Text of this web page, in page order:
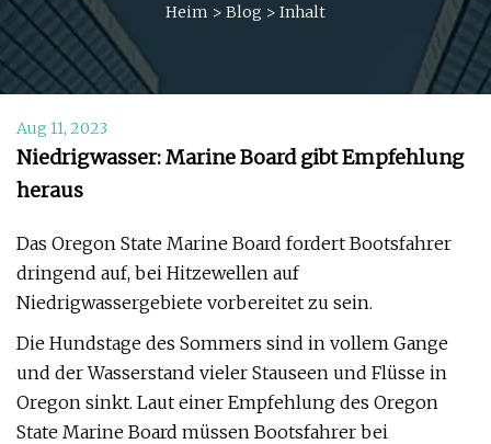
Heim > Blog > Inhalt
Aug 11, 2023
Niedrigwasser: Marine Board gibt Empfehlung
heraus
Das Oregon State Marine Board fordert Bootsfahrer
dringend auf, bei Hitzewellen auf
Niedrigwassergebiete vorbereitet zu sein.
Die Hundstage des Sommers sind in vollem Gange
und der Wasserstand vieler Stauseen und Flüsse in
Oregon sinkt. Laut einer Empfehlung des Oregon
State Marine Board müssen Bootsfahrer bei